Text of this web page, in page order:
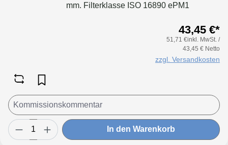
mm. Filterklasse ISO 16890 ePM1
in folgenden Grenzen:Maße Breite: 170
bis 950 mmMaße Höhe: 170 bis 650
mmTaschenanzahl Breite: bis 170 mm 2
Taschenbis 250 mm 3 Taschenbis 300 mm
700 mm 9 Taschenbis 800 mm 10
Taschenbis 950 mm 12 Taschen
43,45 €*
51,71 €inkl. MwSt. /
43,45 € Netto
zzgl. Versandkosten
In den Warenkorb